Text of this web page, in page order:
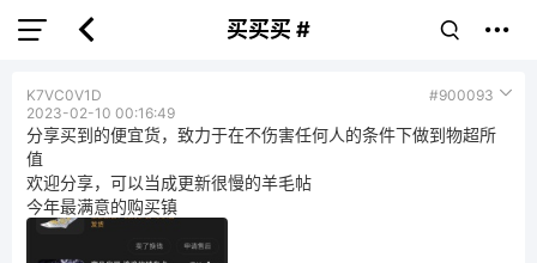
买买买 #
K7VC0V1D
#900093
2023-02-10 00:16:49
分享买到的便宜货，致力于在不伤害任何人的条件下做到物超所
值
欢迎分享，可以当成更新很慢的羊毛帖
今年最满意的购买镇